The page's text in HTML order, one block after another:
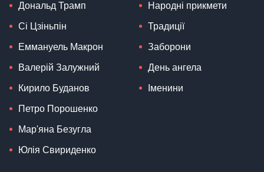
Дональд Трамп
Сі Цзіньпін
Еммануель Макрон
Валерій Залужний
Кирило Буданов
Петро Порошенко
Мар'яна Безугла
Юлія Свириденко
Народні прикмети
Традиції
Заборони
День ангела
Іменини